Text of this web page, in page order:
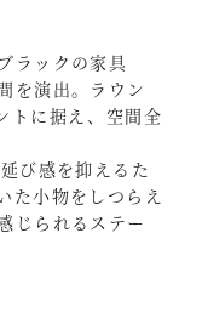
ラックの家具
を演出。ラウン
トに据え、空間全
び感を抑えるた
た小物をしつらえ
じられるステー